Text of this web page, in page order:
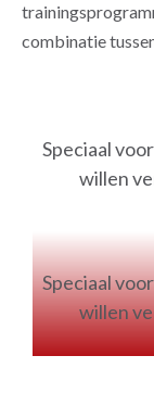
combinatie
Speciaal
willen
Speciaal
willen